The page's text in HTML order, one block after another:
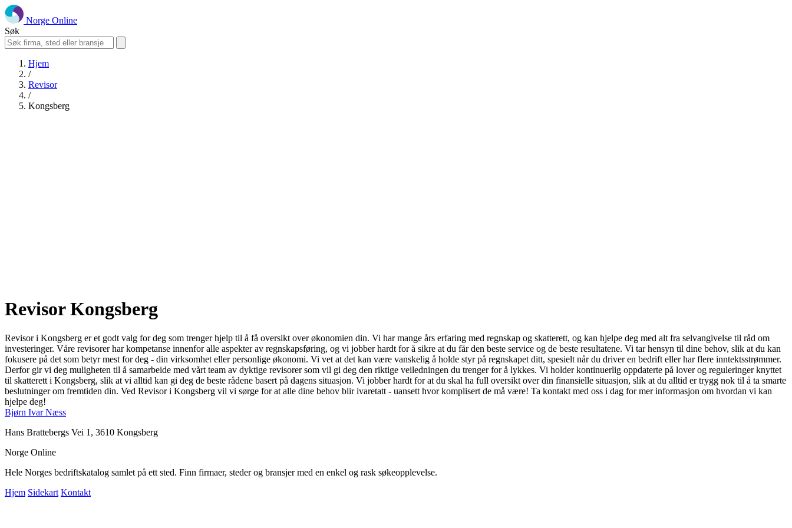
Norge Online
Søk
Hjem
/
Revisor
/
Kongsberg
Revisor Kongsberg
Revisor i Kongsberg er et godt valg for deg som trenger hjelp til å få oversikt over økonomien din. Vi har mange års erfaring med regnskap og skatterett, og kan hjelpe deg med alt fra selvangivelse til råd om
investeringer. Våre revisorer har kompetanse innenfor alle aspekter av regnskapsføring, og vi jobber hardt for å sikre at du får den beste service og de beste resultatene. Vi tar hensyn til dine behov, slik at du kan
fokusere på det som betyr mest for deg - din virksomhet eller personlige økonomi. Vi vet at det kan være vanskelig å holde styr på regnskapet ditt, spesielt når du driver en bedrift eller har flere inntektsstrømmer.
Derfor gir vi deg muligheten til å samarbeide med vårt team av dyktige revisorer som vil gi deg den riktige veiledningen du trenger for å lykkes. Vi holder kontinuerlig oppdaterte på lover og reguleringer knyttet
til skatterett i Kongsberg, slik at vi alltid kan gi deg de beste rådene basert på dagens situasjon. Vi jobber hardt for at du skal ha full oversikt over din finansielle situasjon, slik at du alltid er trygg nok til å ta smarte
beslutninger om fremtiden din. Ved Revisor i Kongsberg vil vi sørge for at alle dine behov blir ivaretatt - uansett hvor komplisert de må være! Ta kontakt med oss i dag for mer informasjon om hvordan vi kan
hjelpe deg!
Bjørn Ivar Næss
Hans Brattebergs Vei 1, 3610 Kongsberg
Norge Online
Hele Norges bedriftskatalog samlet på ett sted. Finn firmaer, steder og bransjer med en enkel og rask søkeopplevelse.
Hjem Sidekart Kontakt